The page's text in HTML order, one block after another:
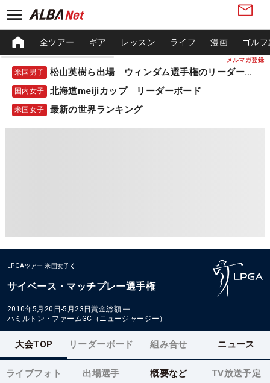
メルマガ登録
全ツアー ギア レッスン ライフ 漫画 ゴル
米国男子 松山英樹ら出場 ウィンダム選手権のリーダーボード
国内女子 北海道meijiカップ リーダーボード
米国女子 最新の世界ランキング
LPGAツアー 米国女子
サイベース・マッチプレー選手権
2010年5月20日-5月23日賞金総額 ―
ハミルトン・ファームGC（ニュージャージー）
大会TOP リーダーボード 組み合せ ニュース
ライブフォト 出場選手 概要など TV放送予定